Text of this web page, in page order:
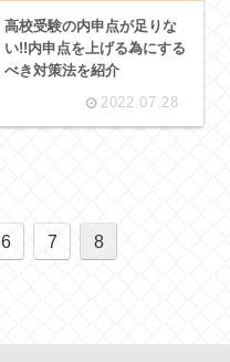
高校受験の内申点が足りな
い!!内申点を上げる為にする
べき対策法を紹介
2022.07.28
6 7 8